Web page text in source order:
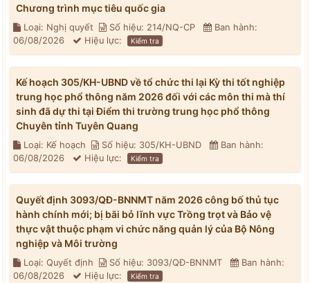
Chương trình mục tiêu quốc gia
Loại: Nghị quyết Số hiệu: 214/NQ-CP
Ban hành:
06/08/2026
Hiệu lực: Kiểm tra
Kế hoạch 305/KH-UBND về tổ chức thi lại Kỳ thi tốt nghiệp
trung học phổ thông năm 2026 đối với các môn thi mà thí
sinh đã dự thi tại Điểm thi trường trung học phổ thông
Chuyên tỉnh Tuyên Quang
Loại: Kế hoạch Số hiệu: 305/KH-UBND
Ban hành:
06/08/2026
Hiệu lực: Kiểm tra
Quyết định 3093/QĐ-BNNMT năm 2026 công bố thủ tục
hành chính mới; bị bãi bỏ lĩnh vực Trồng trọt và Bảo vệ
thực vật thuộc phạm vi chức năng quản lý của Bộ Nông
nghiệp và Môi trường
Loại: Quyết định Số hiệu: 3093/QĐ-BNNMT
Ban hành:
06/08/2026
Hiệu lực: Kiểm tra